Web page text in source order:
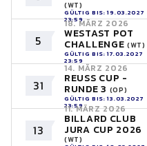
(WT)
GÜLTIG BIS: 19.03.2027
23:59
5
18. MÄRZ 2026
WESTAST POT
CHALLENGE (WT)
GÜLTIG BIS: 17.03.2027
23:59
31
14. MÄRZ 2026
REUSS CUP -
RUNDE 3 (OP)
GÜLTIG BIS: 13.03.2027
23:59
13
11. MÄRZ 2026
BILLARD CLUB
JURA CUP 2026
(WT)